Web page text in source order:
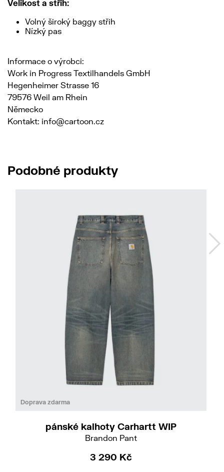
Velikost a střih:
Volný široký baggy střih
Nízký pas
Informace o výrobci:
Work in Progress Textilhandels GmbH
Hegenheimer Strasse 16
79576 Weil am Rhein
Německo
Kontakt: info@cartoon.cz
Podobné produkty
Doprava zdarma
pánské kalhoty Carhartt WIP
Brandon Pant
3 290 Kč